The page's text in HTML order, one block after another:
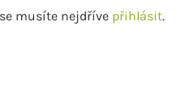
musíte nejdříve přihlásit.